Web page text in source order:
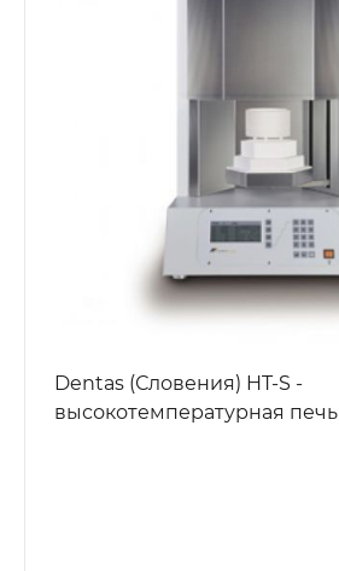
Dentas (Словения) HT-S -
высокотемпературная печь